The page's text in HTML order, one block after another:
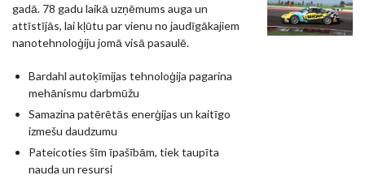
gadā. 78 gadu laikā uzņēmums auga un
attīstījās, lai kļūtu par vienu no jaudīgākajiem
nanotehnoloģiju jomā visā pasaulē.
Bardahl autoķīmijas tehnoloģija pagarina
mehānismu darbmūžu
Samazina patērētās enerģijas un kaitīgo
izmešu daudzumu
Pateicoties šīm īpašībām, tiek taupīta
nauda un resursi